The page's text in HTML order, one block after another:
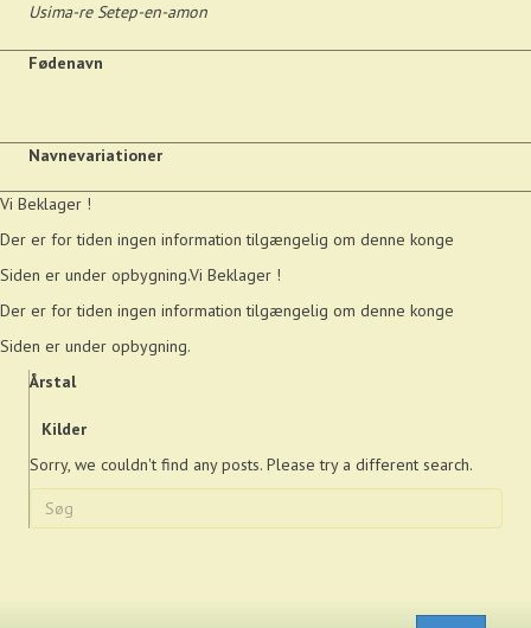
Usima-re Setep-en-amon
Fødenavn
Navnevariationer
Vi Beklager !
Der er for tiden ingen information tilgængelig om denne konge
Siden er under opbygning.Vi Beklager !
Der er for tiden ingen information tilgængelig om denne konge
Siden er under opbygning.
Årstal
Kilder
Sorry, we couldn't find any posts. Please try a different search.